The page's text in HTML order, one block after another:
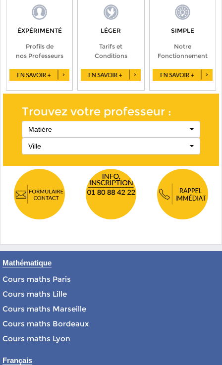
ÉXPÉRIMENTÉ
Profils de
nos Professeurs
LÉGER
Tarifs et
Conditions
SIMPLE
Notre
Fonctionnement
Trouvez votre professeur :
Matière
Ville
Mathématique
Cours maths Paris
Cours maths Lille
Cours maths Marseille
Cours maths Bordeaux
Cours maths Lyon
Français